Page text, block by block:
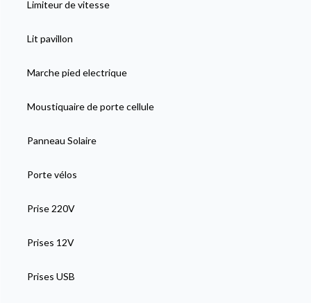
Limiteur de vitesse
Lit pavillon
Marche pied electrique
Moustiquaire de porte cellule
Panneau Solaire
Porte vélos
Prise 220V
Prises 12V
Prises USB